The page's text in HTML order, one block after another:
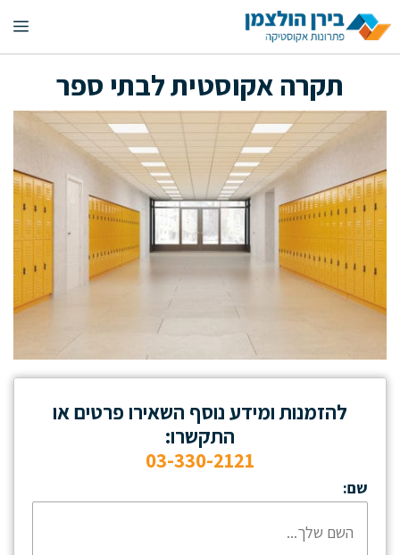
לדלג
לתוכן
תקרה אקוסטית לבתי ספר
להזמנות ומידע נוסף השאירו פרטים או
התקשרו:
03-330-2121
שם: